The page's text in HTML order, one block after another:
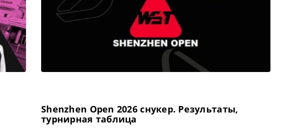
Shenzhen Open 2026 cнукер. Результаты,
турнирная таблица